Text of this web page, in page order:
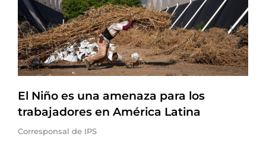
El Niño es una amenaza para los
trabajadores en América Latina
Corresponsal de IPS